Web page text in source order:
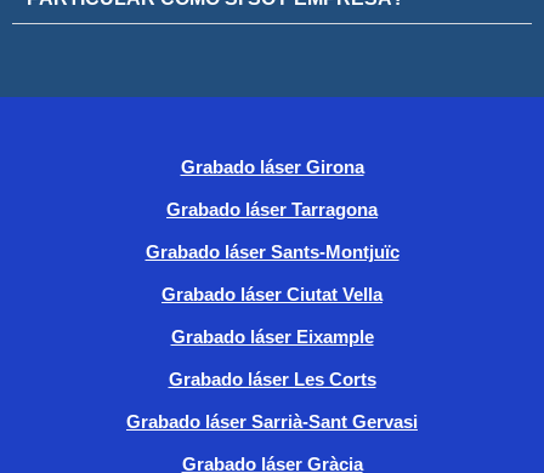
Grabado láser Girona
Grabado láser Tarragona
Grabado láser Sants-Montjuïc
Grabado láser Ciutat Vella
Grabado láser Eixample
Grabado láser Les Corts
Grabado láser Sarrià-Sant Gervasi
Grabado láser Gràcia